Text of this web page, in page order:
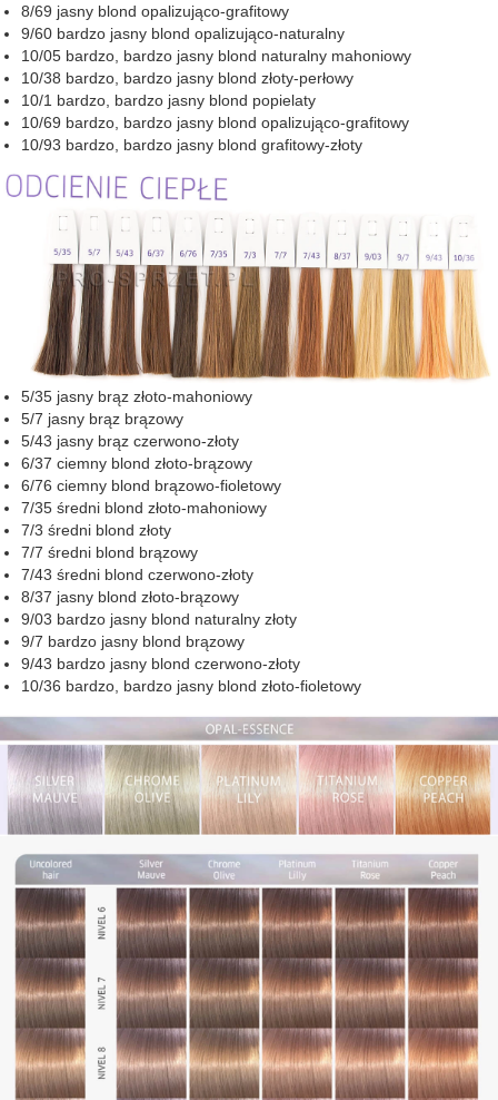
8/69 jasny blond opalizująco-grafitowy
9/60 bardzo jasny blond opalizująco-naturalny
10/05 bardzo, bardzo jasny blond naturalny mahoniowy
10/38 bardzo, bardzo jasny blond złoty-perłowy
10/1 bardzo, bardzo jasny blond popielaty
10/69 bardzo, bardzo jasny blond opalizująco-grafitowy
10/93 bardzo, bardzo jasny blond grafitowy-złoty
5/35 jasny brąz złoto-mahoniowy
5/7 jasny brąz brązowy
5/43 jasny brąz czerwono-złoty
6/37 ciemny blond złoto-brązowy
6/76 ciemny blond brązowo-fioletowy
7/35 średni blond złoto-mahoniowy
7/3 średni blond złoty
7/7 średni blond brązowy
7/43 średni blond czerwono-złoty
8/37 jasny blond złoto-brązowy
9/03 bardzo jasny blond naturalny złoty
9/7 bardzo jasny blond brązowy
9/43 bardzo jasny blond czerwono-złoty
10/36 bardzo, bardzo jasny blond złoto-fioletowy